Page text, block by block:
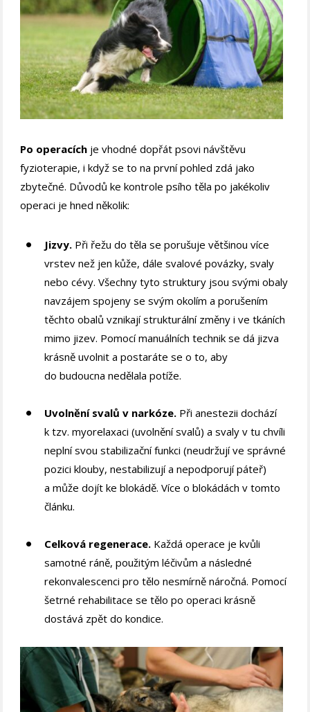
Po operacích je vhodné dopřát psovi návštěvu
fyzioterapie, i když se to na první pohled zdá jako
zbytečné. Důvodů ke kontrole psího těla po jakékoliv
operaci je hned několik:
Jizvy. Při řežu do těla se porušuje většinou více
vrstev než jen kůže, dále svalové povázky, svaly
nebo cévy. Všechny tyto struktury jsou svými obaly
navzájem spojeny se svým okolím a porušením
těchto obalů vznikají strukturální změny i ve tkáních
mimo jizev. Pomocí manuálních technik se dá jizva
krásně uvolnit a postaráte se o to, aby
do budoucna nedělala potíže.
Uvolnění svalů v narkóze. Při anestezii dochází
k tzv. myorelaxaci (uvolnění svalů) a svaly v tu chvíli
neplní svou stabilizační funkci (neudržují ve správné
pozici klouby, nestabilizují a nepodporují páteř)
a může dojít ke blokádě. Více o blokádách v tomto
článku.
Celková regenerace. Každá operace je kvůli
samotné ráně, použitým léčivům a následné
rekonvalescenci pro tělo nesmírně náročná. Pomocí
šetrné rehabilitace se tělo po operaci krásně
dostává zpět do kondice.